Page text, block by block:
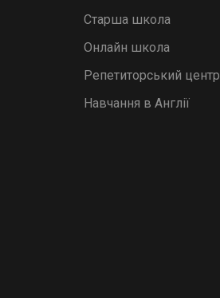
Старша школа
Онлайн школа
Репетиторський центр
Навчання в Англії